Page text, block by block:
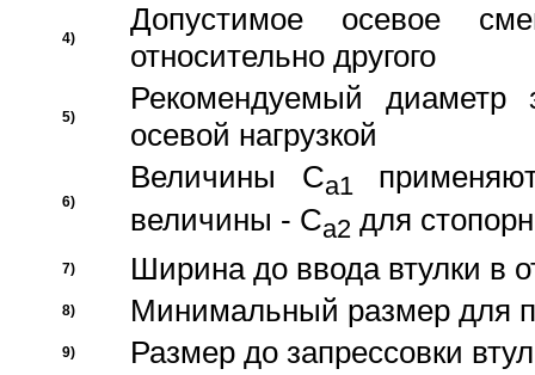
4)
Допустимое осевое
относительно другого
5)
Рекомендуемый диаметр
осевой нагрузкой
6)
Величины Ca1
величины - Ca2 для
7) Ширина до ввода втулки в
8) Минимальный размер для
9) Размер до запрессовки